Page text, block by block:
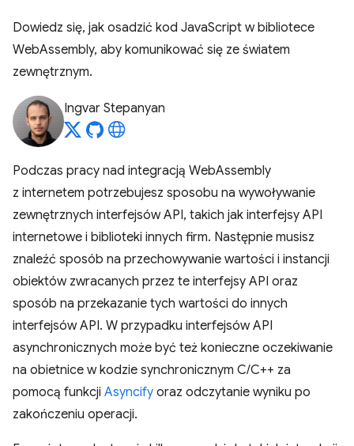
Dowiedz się, jak osadzić kod JavaScript w bibliotece
WebAssembly, aby komunikować się ze światem
zewnętrznym.
Ingvar Stepanyan
Podczas pracy nad integracją WebAssembly
z internetem potrzebujesz sposobu na wywoływanie
zewnętrznych interfejsów API, takich jak interfejsy API
internetowe i biblioteki innych firm. Następnie musisz
znaleźć sposób na przechowywanie wartości i instancji
obiektów zwracanych przez te interfejsy API oraz
sposób na przekazanie tych wartości do innych
interfejsów API. W przypadku interfejsów API
asynchronicznych może być też konieczne oczekiwanie
na obietnice w kodzie synchronicznym C/C++ za
pomocą funkcji Asyncify oraz odczytanie wyniku po
zakończeniu operacji.